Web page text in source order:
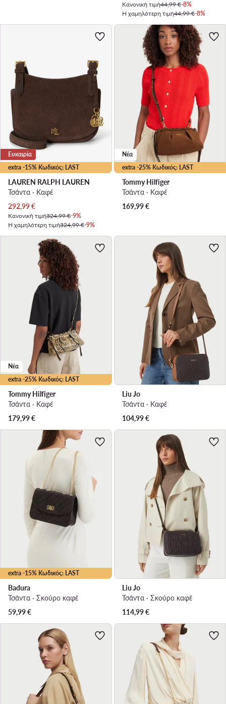
Κανονική τιμή44,99 €-8%
Η χαμηλότερη τιμή44,99 €-8%
extra -15% Κωδικός: LAST
Ευκαιρία
LAUREN RALPH LAUREN
Τσάντα · Καφέ
Τρέχουσα τιμή
292,99€
Κανονική τιμή324,99 €-9%
Η χαμηλότερη τιμή324,99 €-9%
extra -25% Κωδικός: LAST
Νέα
Tommy Hilfiger
Τσάντα · Καφέ
169,99€
extra -25% Κωδικός: LAST
Νέα
Tommy Hilfiger
Τσάντα · Καφέ
179,99€
Liu Jo
Τσάντα · Καφέ
104,99€
extra -15% Κωδικός: LAST
Badura
Τσάντα · Σκούρο καφέ
59,99€
Liu Jo
Τσάντα · Σκούρο καφέ
114,99€